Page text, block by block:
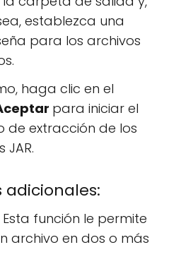
establezca una
para los archivos
haga clic en el
para iniciar el
de extracción de los
JAR.
adicionales:
Esta función le permite
archivo en dos o más